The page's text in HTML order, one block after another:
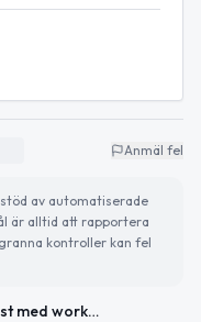
Anmäl fel
av automatiserade
är alltid att rapportera
kontroller kan fel
Företagarfrukost med workshop och vintergröt